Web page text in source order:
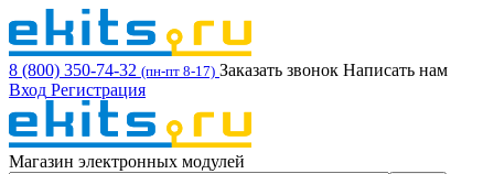
8 (800) 350-74-32 (пн-пт 8-17) Заказать звонок Написать нам
Вход Регистрация
Магазин электронных модулей